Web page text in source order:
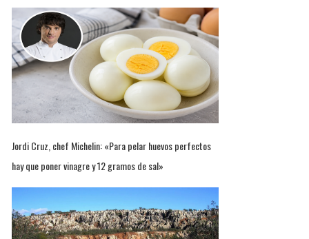
Jordi Cruz, chef Michelin: «Para pelar huevos perfectos
hay que poner vinagre y 12 gramos de sal»